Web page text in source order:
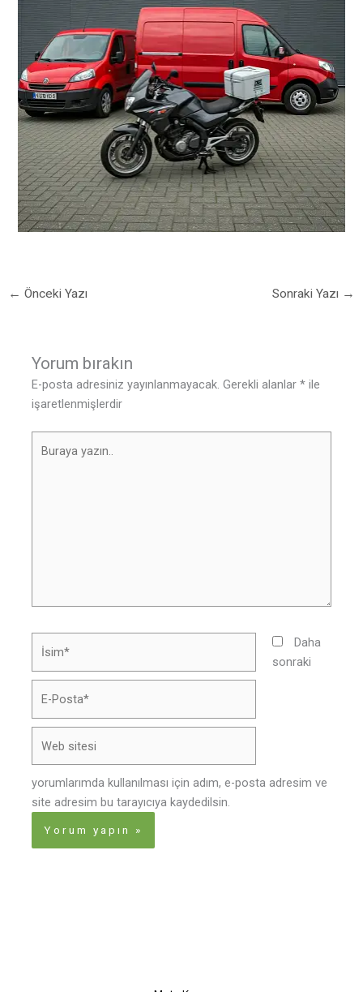
← Önceki Yazı Sonraki Yazı →
Yorum bırakın
E-posta adresiniz yayınlanmayacak. Gerekli alanlar* ile
işaretlenmişlerdir
yazın..
Posta*
sitesi
Daha
sonraki
yorumlarımda kullanılması için adım, e-posta adresim ve
site adresim bu tarayıcıya kaydedilsin.